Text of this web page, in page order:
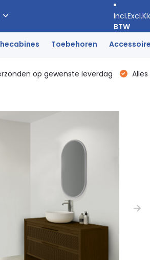
Incl.Excl.
BTW
Toebehoren
op gewenste leverdag